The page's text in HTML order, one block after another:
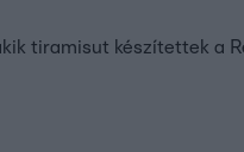
tiramisut készítettek a